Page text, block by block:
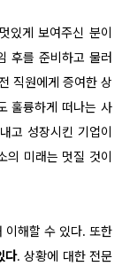
있게 보여주신 분이
후를 준비하고 물러
직원에게 증여한 상
훌륭하게 떠나는 사
고 성장시킨 기업이
의 미래는 멋질 것이
이해할 수 있다. 또한
다. 상황에 대한 전문